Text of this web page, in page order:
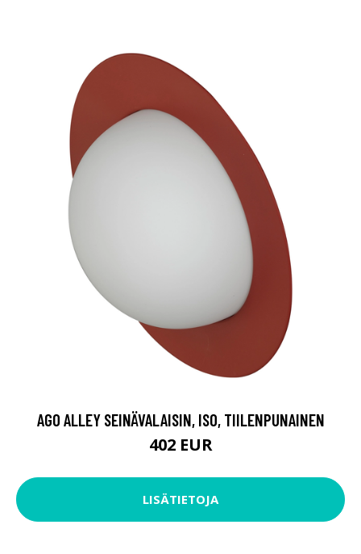
AGO ALLEY SEINÄVALAISIN, ISO, TIILENPUNAINEN
402 EUR
LISÄTIETOJA